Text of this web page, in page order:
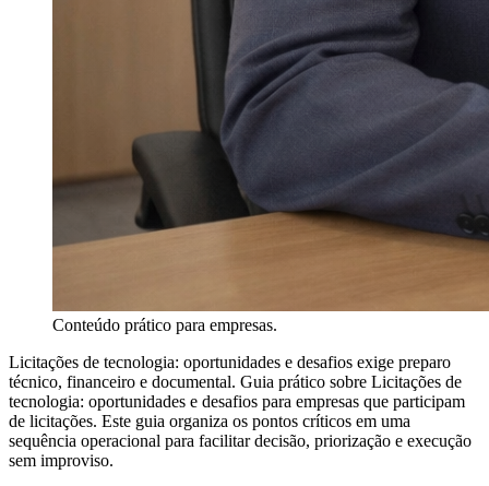
Conteúdo prático para empresas.
Licitações de tecnologia: oportunidades e desafios exige preparo
técnico, financeiro e documental. Guia prático sobre Licitações de
tecnologia: oportunidades e desafios para empresas que participam
de licitações. Este guia organiza os pontos críticos em uma
sequência operacional para facilitar decisão, priorização e execução
sem improviso.